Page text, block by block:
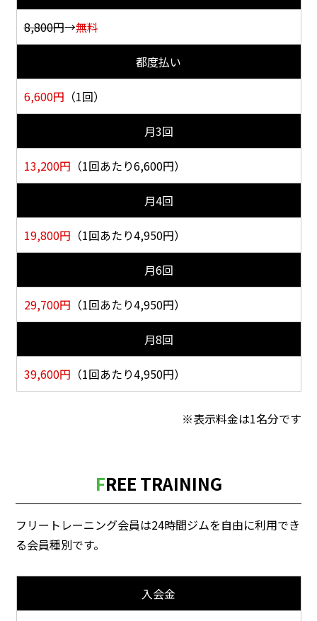
8,800円→無料
都度払い
6,600円 （1回）
月3回
13,200円 （1回あたり6,600円）
月4回
19,800円 （1回あたり4,950円）
月6回
29,700円 （1回あたり4,950円）
月8回
39,600円 （1回あたり4,950円）
表示料金は1名分です
FREE TRAINING
フリートレーニング会員は24時間ジムを自由に利用でき
る会員種別です。
入会金